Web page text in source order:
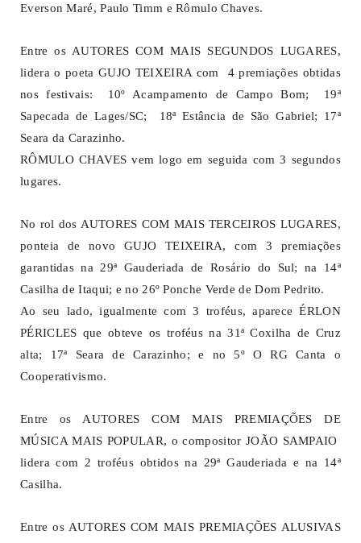
Everson Maré, Paulo Timm e Rômulo Chaves.
Entre os AUTORES COM MAIS SEGUNDOS LUGARES,
lidera o poeta GUJO TEIXEIRA com 4 premiações obtidas
nos festivais: 10º Acampamento de Campo Bom; 19ª
Sapecada de Lages/SC; 18ª Estância de São Gabriel; 17ª
Seara da Carazinho.
RÔMULO CHAVES vem logo em seguida com 3 segundos
lugares.
No rol dos AUTORES COM MAIS TERCEIROS LUGARES,
ponteia de novo GUJO TEIXEIRA, com 3 premiações
garantidas na 29ª Gauderiada de Rosário do Sul; na 14ª
Casilha de Itaqui; e no 26º Ponche Verde de Dom Pedrito.
Ao seu lado, igualmente com 3 troféus, aparece ÉRLON
PÉRICLES que obteve os troféus na 31ª Coxilha de Cruz
alta; 17ª Seara de Carazinho; e no 5º O RG Canta o
Cooperativismo.
Entre os AUTORES COM MAIS PREMIAÇÕES DE
MÚSICA MAIS POPULAR, o compositor JOÃO SAMPAIO
lidera com 2 troféus obtidos na 29ª Gauderiada e na 14ª
Casilha.
Entre os AUTORES COM MAIS PREMIAÇÕES ALUSIVAS